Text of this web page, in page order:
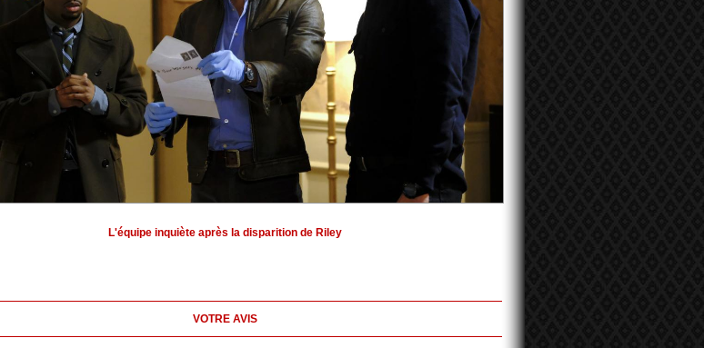
L'équipe inquiète après la disparition de Riley
VOTRE AVIS